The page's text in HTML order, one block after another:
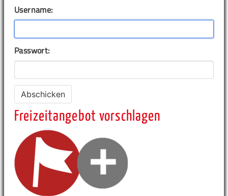
Username:
Passwort:
Freizeitangebot vorschlagen